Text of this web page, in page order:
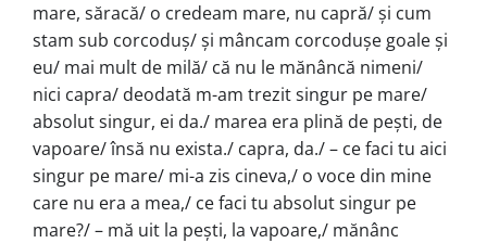
mare, săracă/ o credeam mare, nu capră/ și cum
stam sub corcoduș/ și mâncam corcodușe goale și
eu/ mai mult de milă/ că nu le mănâncă nimeni/
nici ca­pra/ deodată m-am trezit singur pe mare/
absolut singur, ei da./ marea era plină de pești, de
vapoare/ însă nu exista./ capra, da./ – ce faci tu aici
singur pe mare/ mi-a zis cineva,/ o voce din mi­ne
care nu era a mea,/ ce faci tu absolut singur pe
mare?/ – mă uit la pești, la vapoare,/ mănânc